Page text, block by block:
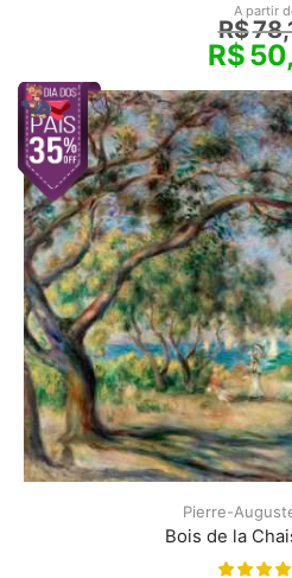
A partir
R$
R$
Pierre-
Bois de la